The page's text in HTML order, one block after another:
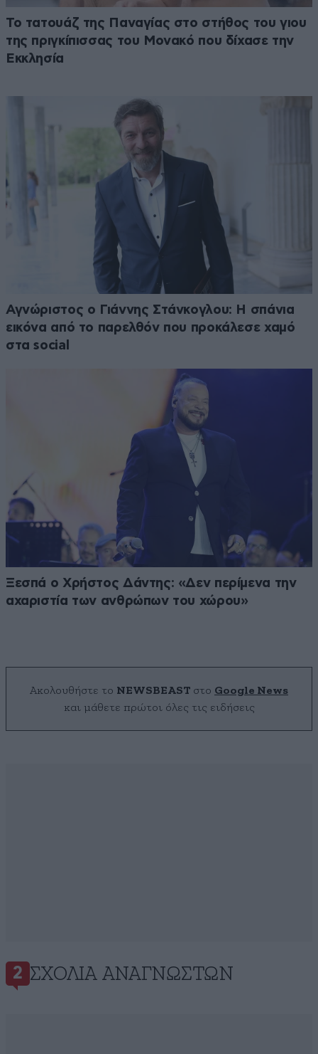
Το τατουάζ της Παναγίας στο στήθος του γιου
της πριγκίπισσας του Μονακό που δίχασε την
Εκκλησία
Αγνώριστος ο Γιάννης Στάνκογλου: Η σπάνια
εικόνα από το παρελθόν που προκάλεσε χαμό
στα social
Ξεσπά ο Χρήστος Δάντης: «Δεν περίμενα την
αχαριστία των ανθρώπων του χώρου»
Ακολουθήστε το NEWSBEAST στο Google News
και μάθετε πρώτοι όλες τις ειδήσεις
2 ΣΧΌΛΙΑ ΑΝΑΓΝΩΣΤΏΝ